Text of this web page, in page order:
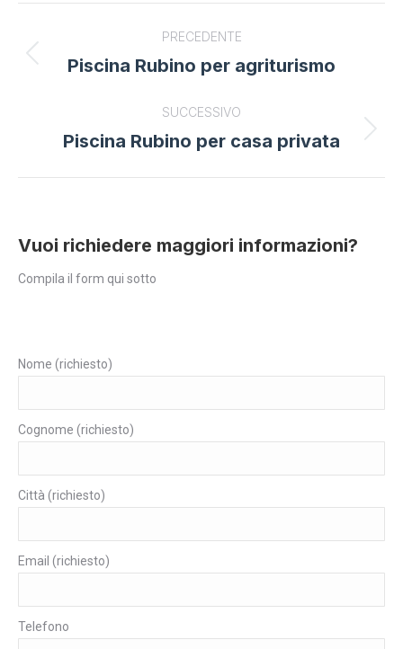
navigation
PRECEDENTE
Previous
Piscina Rubino per agriturismo
SUCCESSIVO
Next
Piscina Rubino per casa privata
Vuoi richiedere maggiori informazioni?
Compila il form qui sotto
Nome (richiesto)
Cognome (richiesto)
Città (richiesto)
Email (richiesto)
Telefono